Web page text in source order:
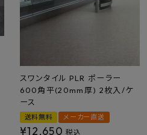
スワンタイル PLR ポーラー
600角平(20mm厚) 2枚入/ケ
ース
送料無料 メーカー直送
¥12,650 税込